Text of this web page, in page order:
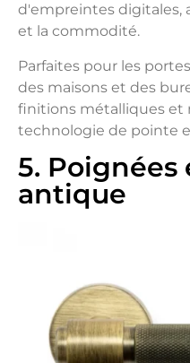
d'empreintes digitales,
et la commodité.
Parfaites pour les
des maisons et des
finitions métalliques et
technologie de pointe
5. Poignées
antique